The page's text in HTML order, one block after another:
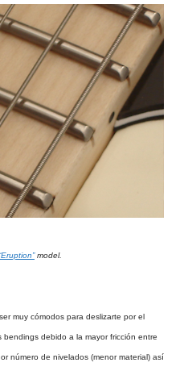
model.
muy cómodos para deslizarte por el
debido a la mayor fricción entre
número de nivelados (menor material) así